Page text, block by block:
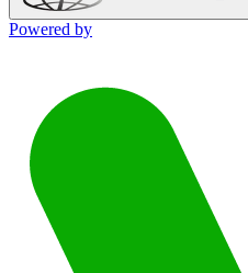
Powered by